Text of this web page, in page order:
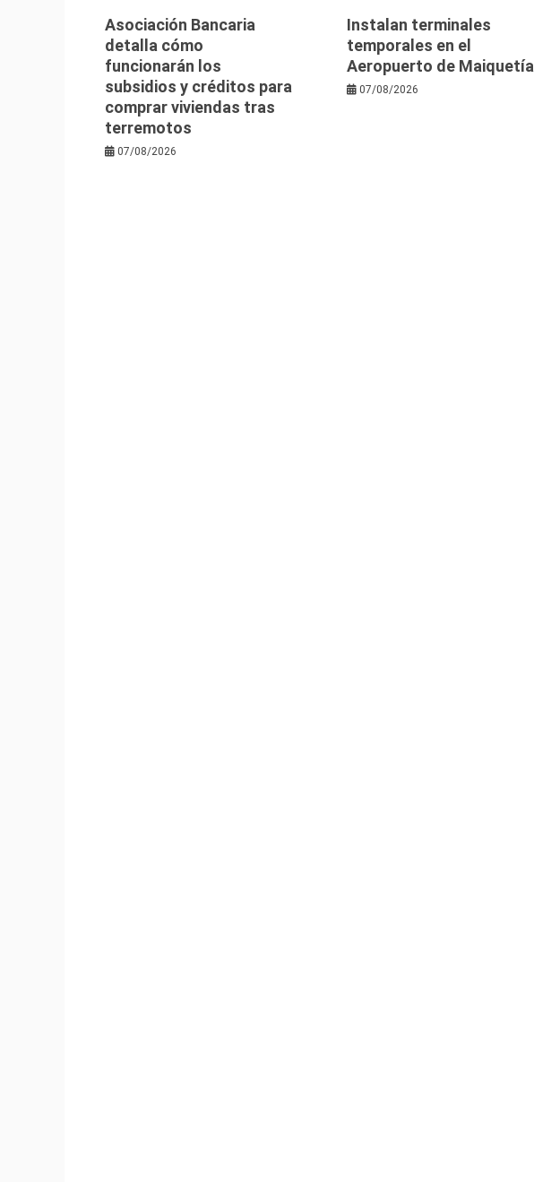
Asociación Bancaria
detalla cómo
funcionarán los
subsidios y créditos para
comprar viviendas tras
terremotos
07/08/2026
Instalan terminales
temporales en el
Aeropuerto de Maiquetía
07/08/2026